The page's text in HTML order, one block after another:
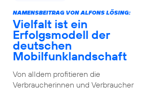
NAMENSBEITRAG VON ALFONS LÖSING:
Vielfalt ist ein
Erfolgsmodell der
deutschen
Mobilfunklandschaft
Von alldem profitieren die
Verbraucherinnen und Verbraucher